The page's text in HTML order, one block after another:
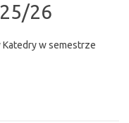
26
w semestrze